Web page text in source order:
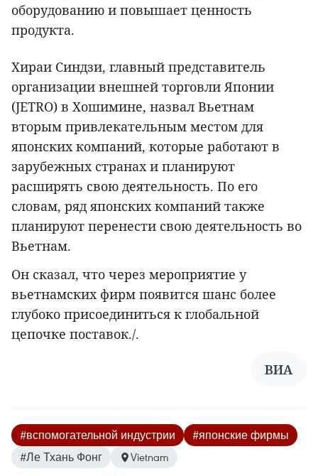
оборудованию и повышает ценность
продукта.
Хираи Синдзи, главный представитель
организации внешней торговли Японии
(JETRO) в Хошимине, назвал Вьетнам
вторым привлекательным местом для
японских компаний, которые работают в
зарубежных странах и планируют
расширять свою деятельность. По его
словам, ряд японских компаний также
планируют перенести свою деятельность во
Вьетнам.
Он сказал, что через мероприятие у
вьетнамских фирм появится шанс более
глубоко присоединиться к глобальной
цепочке поставок./.
ВИА
#вспомогательной индустрии
#японские фирмы
#Ле Тхань Фонг
Vietnam